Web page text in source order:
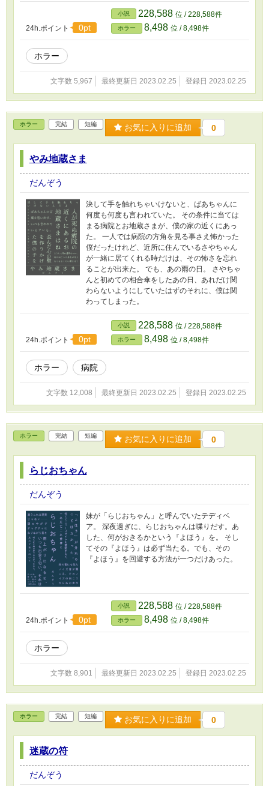
24h.ポイント 0pt
小説 228,588 位 / 228,588件
ホラー 8,498 位 / 8,498件
ホラー
文字数 5,967 最終更新日 2023.02.25 登録日 2023.02.25
ホラー 完結 短編 お気に入りに追加 0
やみ地蔵さま
だんぞう
決して手を触れちゃいけないと、ばあちゃんに
何度も何度も言われていた。 その条件に当ては
まる病院とお地蔵さまが、僕の家の近くにあっ
た。 一人では病院の方角を見る事さえ怖かった
僕だったけれど、近所に住んでいるさやちゃん
が一緒に居てくれる時だけは、その怖さを忘れ
ることが出来た。 でも、あの雨の日。 さやちゃ
んと初めての相合傘をしたあの日、あれだけ関
わらないようにしていたはずのそれに、僕は関
わってしまった。
24h.ポイント 0pt
小説 228,588 位 / 228,588件
ホラー 8,498 位 / 8,498件
ホラー 病院
文字数 12,008 最終更新日 2023.02.25 登録日 2023.02.25
ホラー 完結 短編 お気に入りに追加 0
らじおちゃん
だんぞう
妹が「らじおちゃん」と呼んでいたテディベ
ア。 深夜過ぎに、らじおちゃんは喋りだす。あ
した、何がおきるかという『よほう』を。 そし
てその『よほう』は必ず当たる。でも、その
『よほう』を回避する方法が一つだけあった。
24h.ポイント 0pt
小説 228,588 位 / 228,588件
ホラー 8,498 位 / 8,498件
ホラー
文字数 8,901 最終更新日 2023.02.25 登録日 2023.02.25
ホラー 完結 短編 お気に入りに追加 0
迷蔵の符
だんぞう